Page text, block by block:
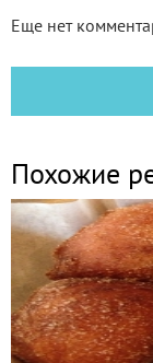
Еще нет
Похожие